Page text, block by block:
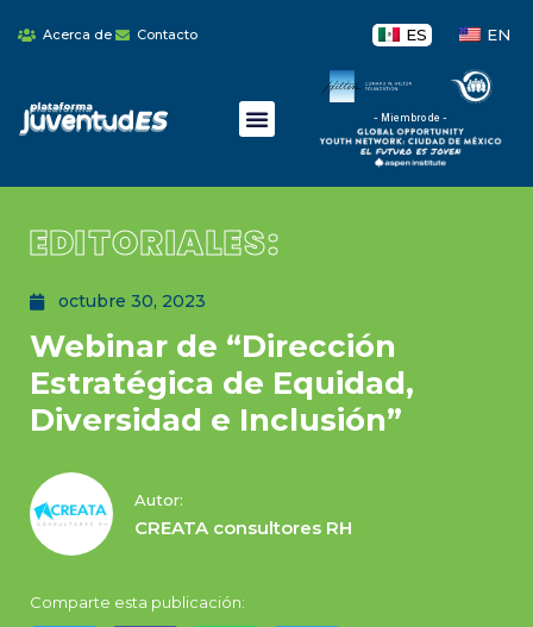
Acerca de Contacto ES EN
- Miembro de -
EDITORIALES:
octubre 30, 2023
Webinar de “Dirección
Estratégica de Equidad,
Diversidad e Inclusión”
Autor:
CREATA consultores RH
Comparte esta publicación: